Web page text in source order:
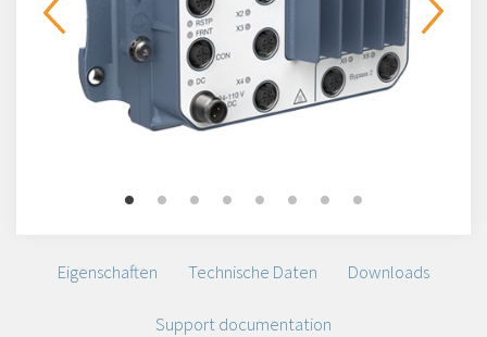
Eigenschaften Technische Daten Downloads
Support documentation